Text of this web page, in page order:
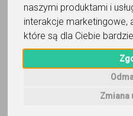
naszymi produktami i
interakcje marketingowe,
które są dla Ciebie
Zmiana
Żywiec